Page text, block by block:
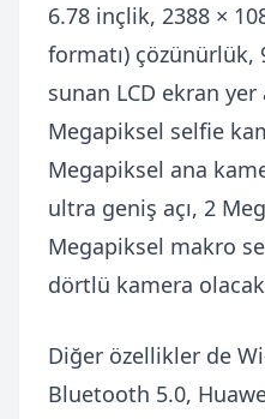
6.78 inçlik, 2388 ×
formatı) çözünürlük,
sunan LCD ekran yer
Megapiksel selfie
Megapiksel ana
ultra geniş açı, 2
Megapiksel makro
dörtlü kamera
Diğer özellikler de
Bluetooth 5.0,